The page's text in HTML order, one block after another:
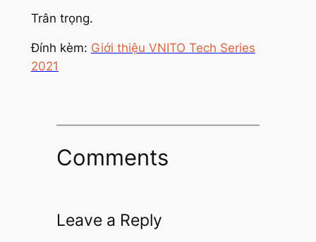
Trân trọng.
Đính kèm: Giới thiệu VNITO Tech Series
2021
Comments
Leave a Reply